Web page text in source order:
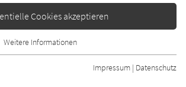
Cookies akzeptieren
für grundlegende Funktionen der Webseite
dass die Webseite einwandfrei
Weitere Informationen
Impressum | Datenschutz